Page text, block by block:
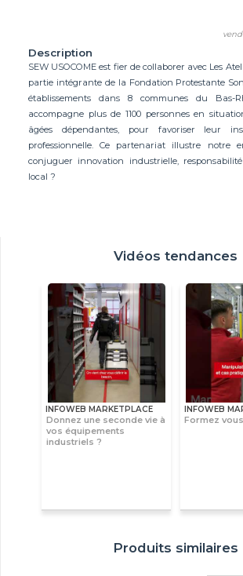
Description
SEW USOCOME est fier de collaborer avec Les
partie intégrante de la Fondation Protestante
établissements dans 8 communes du Bas-
accompagne plus de 1100 personnes en
âgées dépendantes, pour favoriser leur
professionnelle. Ce partenariat illustre notre
conjuguer innovation industrielle,
local ?
Vidéos tendances
INFOWEB MARKETPLACE
Donnez une seconde vie à
vos équipements
industriels ?
INFOWEB
Formez
Produits similaires